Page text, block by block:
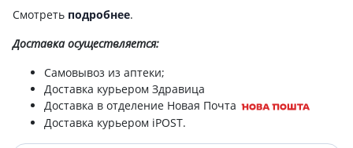
Смотреть подробнее.
Доставкаосуществляется:
Самовывоз из аптеки;
Доставка курьером Здравица
Доставка в отделение Новая Почта
Доставка курьером iPOST.